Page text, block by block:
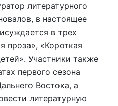
литературного
в настоящее
в трех
проза», «Короткая
Участники также
первого сезона
Востока, а
литературную